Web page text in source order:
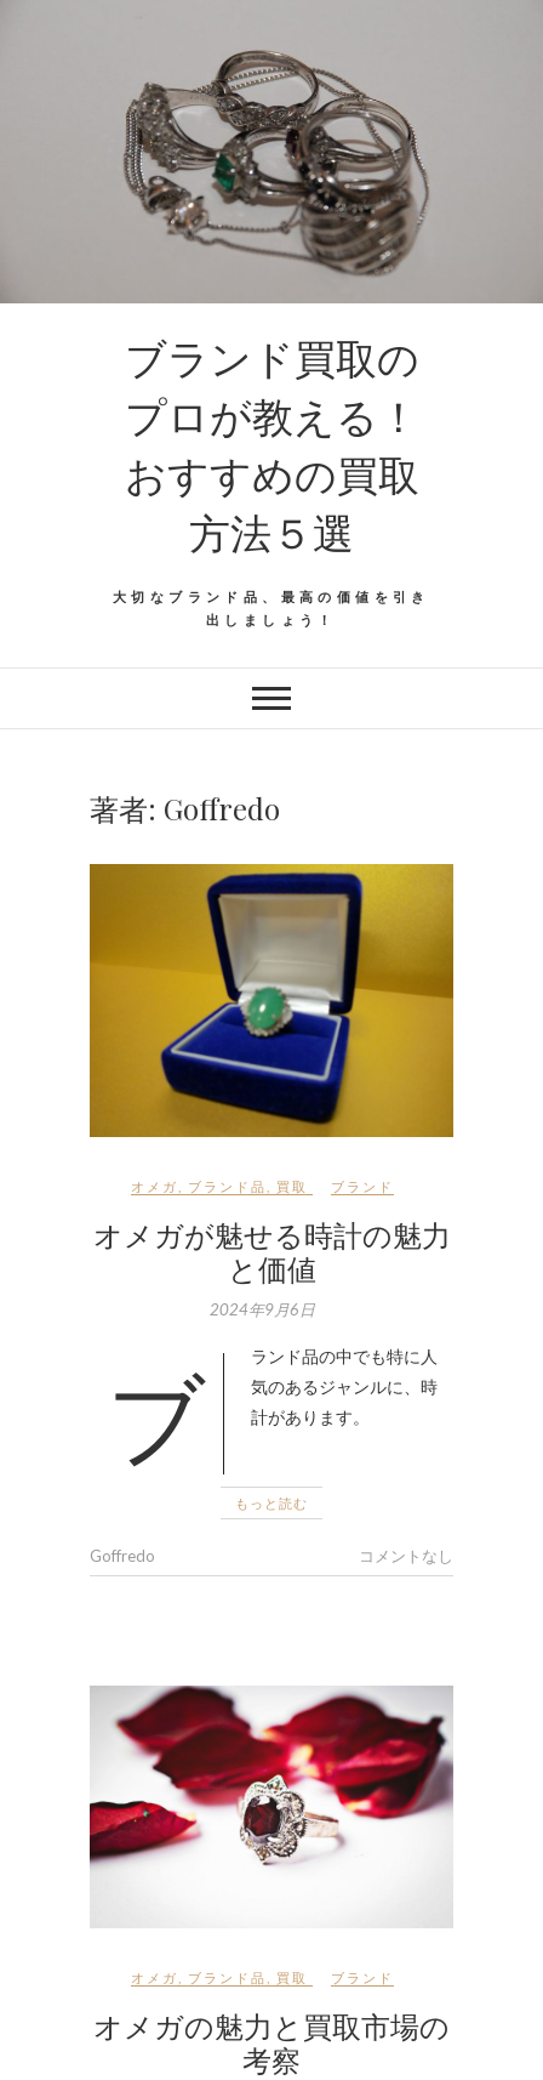
ブランド買取の
プロが教える！
おすすめの買取
方法５選
大切なブランド品、最高の価値を引き
出しましょう！
著者: Goffredo
オメガ ブランド品 買取 ブランド
オメガが魅せる時計の魅力
と価値
2024年9月6日
ブランド品の中でも特に人
気のあるジャンルに、時
計があります。
もっと読む
Goffredo コメントなし
オメガ ブランド品 買取 ブランド
オメガの魅力と買取市場の
考察